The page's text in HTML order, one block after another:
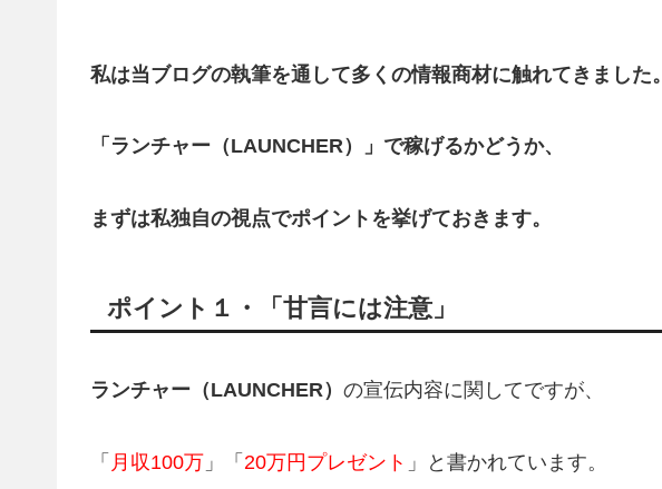
私は当ブログの執筆を通して多くの情報商材に触れてきました。
「ランチャー（LAUNCHER） 」で稼げるかどうか、
まずは私独自の視点でポイントを挙げておきます。
ポイント１・「甘言には注意」
ランチャー（LAUNCHER） の宣伝内容に関してですが、
「 月収100万 」「 20万円プレゼント 」と書かれています。